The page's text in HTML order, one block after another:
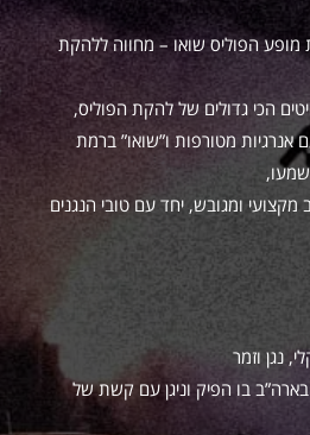
מופע הפוליס שואו – מחווה ללהקת
הכי גדולים של להקת הפוליס,
אנרגיות מטורפות ו”שואו” ברמת
ומגובש, יחד עם טובי הנגנים
נגן וזמר
בארה”ב בו הפיק וניגן עם קשת של